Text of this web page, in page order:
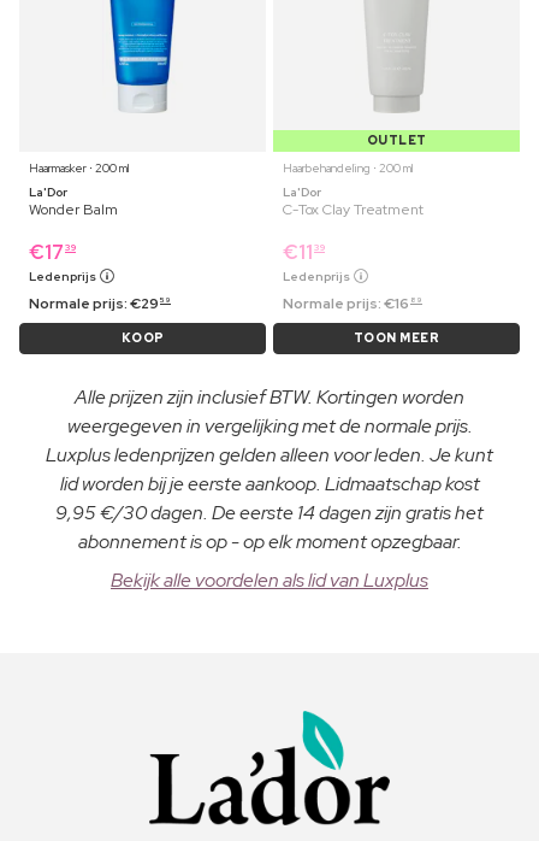
Haarmasker ⋅ 200 ml
La'Dor
Wonder Balm
€17 39
Ledenprijs
Normale prijs:€29 59
KOOP
OUTLET
Haarbehandeling ⋅ 200 ml
La'Dor
C-Tox Clay Treatment
€11 39
Ledenprijs
Normale prijs:€16 89
TOON MEER
Alle prijzen zijn inclusief BTW. Kortingen worden
weergegeven in vergelijking met de normale prijs.
Luxplus ledenprijzen gelden alleen voor leden. Je kunt
lid worden bij je eerste aankoop. Lidmaatschap kost
9,95 €/30 dagen. De eerste 14 dagen zijn gratis het
abonnement is op - op elk moment opzegbaar.
Bekijk alle voordelen als lid van Luxplus